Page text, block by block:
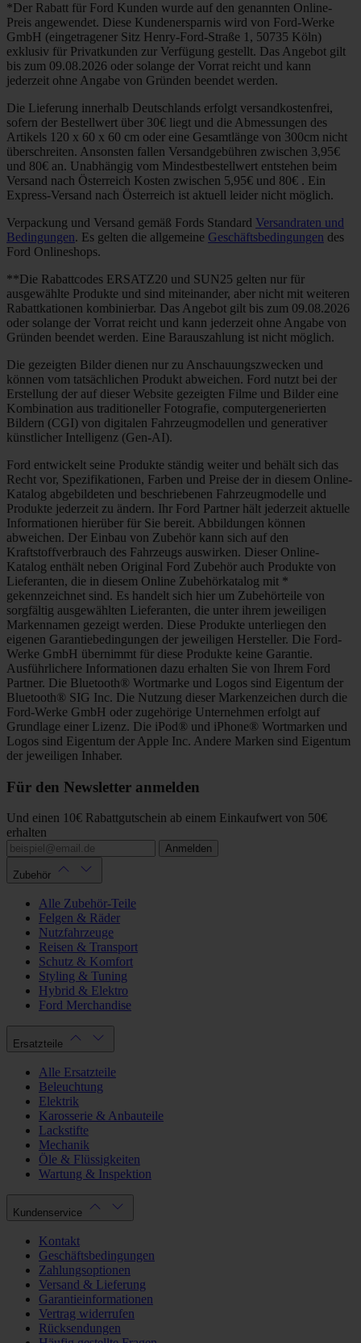
*Der Rabatt für Ford Kunden wurde auf den genannten Online-
Preis angewendet. Diese Kundenersparnis wird von Ford-Werke
GmbH (eingetragener Sitz Henry-Ford-Straße 1, 50735 Köln)
exklusiv für Privatkunden zur Verfügung gestellt. Das Angebot gilt
bis zum 09.08.2026 oder solange der Vorrat reicht und kann
jederzeit ohne Angabe von Gründen beendet werden.
Die Lieferung innerhalb Deutschlands erfolgt versandkostenfrei,
sofern der Bestellwert über 30€ liegt und die Abmessungen des
Artikels 120 x 60 x 60 cm oder eine Gesamtlänge von 300cm nicht
überschreiten. Ansonsten fallen Versandgebühren zwischen 3,95€
und 80€ an. Unabhängig vom Mindestbestellwert entstehen beim
Versand nach Österreich Kosten zwischen 5,95€ und 80€ . Ein
Express-Versand nach Österreich ist aktuell leider nicht möglich.
Verpackung und Versand gemäß Fords Standard Versandraten und
Bedingungen. Es gelten die allgemeine Geschäftsbedingungen des
Ford Onlineshops.
**Die Rabattcodes ERSATZ20 und SUN25 gelten nur für
ausgewählte Produkte und sind miteinander, aber nicht mit weiteren
Rabattkationen kombinierbar. Das Angebot gilt bis zum 09.08.2026
oder solange der Vorrat reicht und kann jederzeit ohne Angabe von
Gründen beendet werden. Eine Barauszahlung ist nicht möglich.
Die gezeigten Bilder dienen nur zu Anschauungszwecken und
können vom tatsächlichen Produkt abweichen. Ford nutzt bei der
Erstellung der auf dieser Website gezeigten Filme und Bilder eine
Kombination aus traditioneller Fotografie, computergenerierten
Bildern (CGI) von digitalen Fahrzeugmodellen und generativer
künstlicher Intelligenz (Gen-AI).
Ford entwickelt seine Produkte ständig weiter und behält sich das
Recht vor, Spezifikationen, Farben und Preise der in diesem Online-
Katalog abgebildeten und beschriebenen Fahrzeugmodelle und
Produkte jederzeit zu ändern. Ihr Ford Partner hält jederzeit aktuelle
Informationen hierüber für Sie bereit. Abbildungen können
abweichen. Der Einbau von Zubehör kann sich auf den
Kraftstoffverbrauch des Fahrzeugs auswirken. Dieser Online-
Katalog enthält neben Original Ford Zubehör auch Produkte von
Lieferanten, die in diesem Online Zubehörkatalog mit *
gekennzeichnet sind. Es handelt sich hier um Zubehörteile von
sorgfältig ausgewählten Lieferanten, die unter ihrem jeweiligen
Markennamen gezeigt werden. Diese Produkte unterliegen den
eigenen Garantiebedingungen der jeweiligen Hersteller. Die Ford-
Werke GmbH übernimmt für diese Produkte keine Garantie.
Ausführlichere Informationen dazu erhalten Sie von Ihrem Ford
Partner. Die Bluetooth® Wortmarke und Logos sind Eigentum der
Bluetooth® SIG Inc. Die Nutzung dieser Markenzeichen durch die
Ford-Werke GmbH oder zugehörige Unternehmen erfolgt auf
Grundlage einer Lizenz. Die iPod® und iPhone® Wortmarken und
Logos sind Eigentum der Apple Inc. Andere Marken sind Eigentum
der jeweiligen Inhaber.
Für den Newsletter anmelden
Und einen 10€ Rabattgutschein ab einem Einkaufwert von 50€
erhalten
Anmelden
Zubehör
Alle Zubehör-Teile
Felgen & Räder
Nutzfahrzeuge
Reisen & Transport
Schutz & Komfort
Styling & Tuning
Hybrid & Elektro
Ford Merchandise
Ersatzteile
Alle Ersatzteile
Beleuchtung
Elektrik
Karosserie & Anbauteile
Lackstifte
Mechanik
Öle & Flüssigkeiten
Wartung & Inspektion
Kundenservice
Kontakt
Geschäftsbedingungen
Zahlungsoptionen
Versand & Lieferung
Garantieinformationen
Vertrag widerrufen
Rücksendungen